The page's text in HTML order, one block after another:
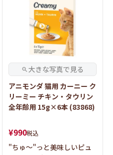
アニモンダ 猫用 カーニー ク
リーミー チキン・タウリン
全年齢用 15g×6本 (83868)
¥990税込
"ちゅ～"っと美味しいピュ